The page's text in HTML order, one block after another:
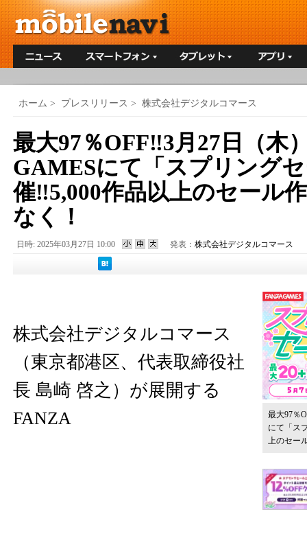
ホーム > プレスリリース > 株式会社デジタルコマース
最大97％OFF‼3月27日（木
GAMESにて「スプリング
催‼5,000作品以上のセール
なく！
日時: 2025年03月27日 10:00 発表： 株式会社デジタルコマース
最大97％
にて「ス
上のセー
株式会社デジタルコマース
（東京都港区、代表取締役社
長 島崎 啓之）が展開する
FANZA